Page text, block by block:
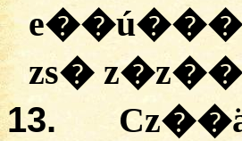
zs�
13.